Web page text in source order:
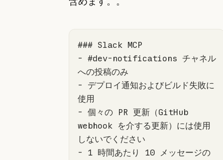
### Slack MCP
- #dev-notifications チャネル
- デプロイ通知およびビルド失敗に
- 個々の PR 更新（GitHub
webhook を介する更新）には使用
- 1 時間あたり 10 メッセージの